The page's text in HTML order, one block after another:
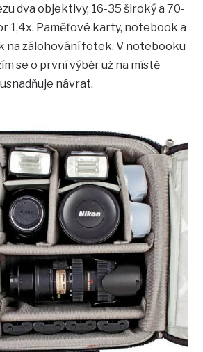
dva objektivy, 16-35 široký a 70-
1,4x. Paměťové karty, notebook a
na zálohování fotek. V notebooku
se o první výběr už na místě
návrat.